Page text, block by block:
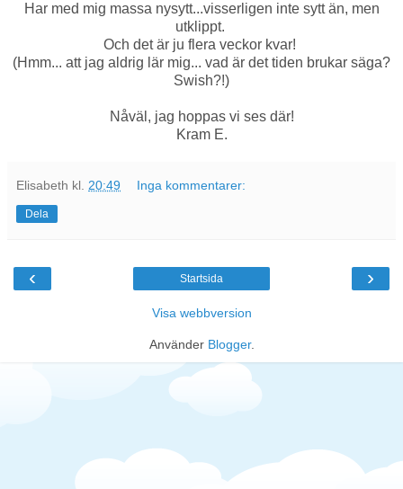
Har med mig massa nysytt...visserligen inte sytt än, men
utklippt.
Och det är ju flera veckor kvar!
(Hmm... att jag aldrig lär mig... vad är det tiden brukar säga?
Swish?!)
Nåväl, jag hoppas vi ses där!
Kram E.
Elisabeth kl. 20:49 Inga kommentarer:
Dela
‹ ›
Startsida
Visa webbversion
Använder Blogger.